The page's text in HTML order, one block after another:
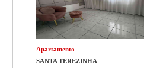
Apartamento
SANTA TEREZINHA